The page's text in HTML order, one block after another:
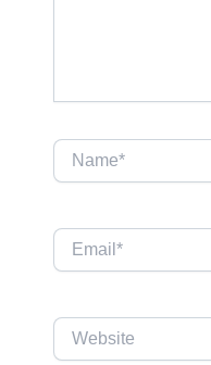
Name*
Email*
Website